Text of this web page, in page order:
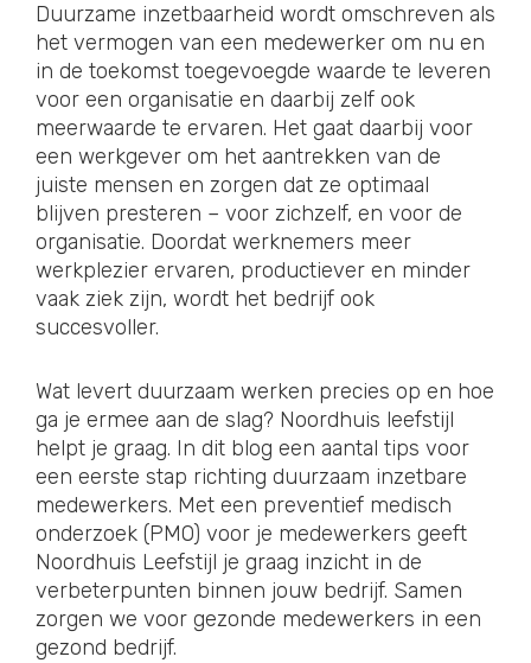
Duurzame inzetbaarheid wordt omschreven als
het vermogen van een medewerker om nu en
in de toekomst toegevoegde waarde te leveren
voor een organisatie en daarbij zelf ook
meerwaarde te ervaren. Het gaat daarbij voor
een werkgever om het aantrekken van de
juiste mensen en zorgen dat ze optimaal
blijven presteren – voor zichzelf, en voor de
organisatie. Doordat werknemers meer
werkplezier ervaren, productiever en minder
vaak ziek zijn, wordt het bedrijf ook
succesvoller.
Wat levert duurzaam werken precies op en hoe
ga je ermee aan de slag? Noordhuis leefstijl
helpt je graag. In dit blog een aantal tips voor
een eerste stap richting duurzaam inzetbare
medewerkers. Met een preventief medisch
onderzoek (PMO) voor je medewerkers geeft
Noordhuis Leefstijl je graag inzicht in de
verbeterpunten binnen jouw bedrijf. Samen
zorgen we voor gezonde medewerkers in een
gezond bedrijf.